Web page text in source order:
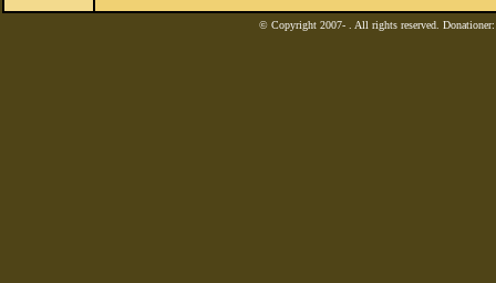
© Copyright 2007- . All rights reserved.